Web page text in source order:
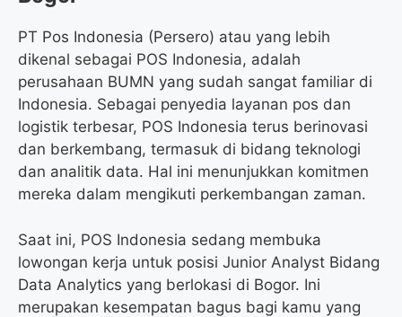
PT Pos Indonesia (Persero) atau yang lebih
dikenal sebagai POS Indonesia, adalah
perusahaan BUMN yang sudah sangat familiar di
Indonesia. Sebagai penyedia layanan pos dan
logistik terbesar, POS Indonesia terus berinovasi
dan berkembang, termasuk di bidang teknologi
dan analitik data. Hal ini menunjukkan komitmen
mereka dalam mengikuti perkembangan zaman.
Saat ini, POS Indonesia sedang membuka
lowongan kerja untuk posisi Junior Analyst Bidang
Data Analytics yang berlokasi di Bogor. Ini
merupakan kesempatan bagus bagi kamu yang